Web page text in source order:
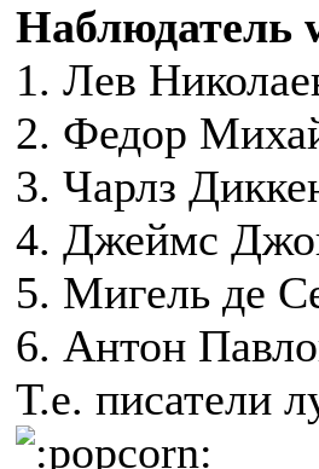
Наблюдатель
1. Лев
2. Федор
3. Чарлз
4. Джеймс
5. Мигель де
6. Антон
Т.е. писатели